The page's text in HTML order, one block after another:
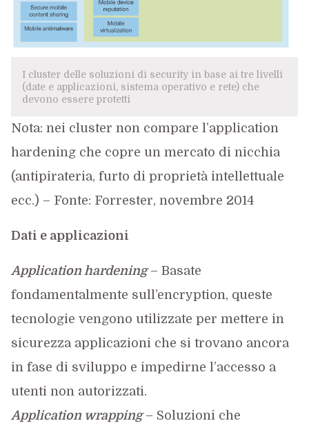
I cluster delle soluzioni di security in base ai tre livelli
(date e applicazioni, sistema operativo e rete) che
devono essere protetti
Nota: nei cluster non compare l’application
hardening che copre un mercato di nicchia
(antipirateria, furto di proprietà intellettuale
ecc.) – Fonte: Forrester, novembre 2014
Dati e applicazioni
Application hardening– Basate
fondamentalmente sull’encryption, queste
tecnologie vengono utilizzate per mettere in
sicurezza applicazioni che si trovano ancora
in fase di sviluppo e impedirne l’accesso a
utenti non autorizzati.
Application wrapping– Soluzioni che